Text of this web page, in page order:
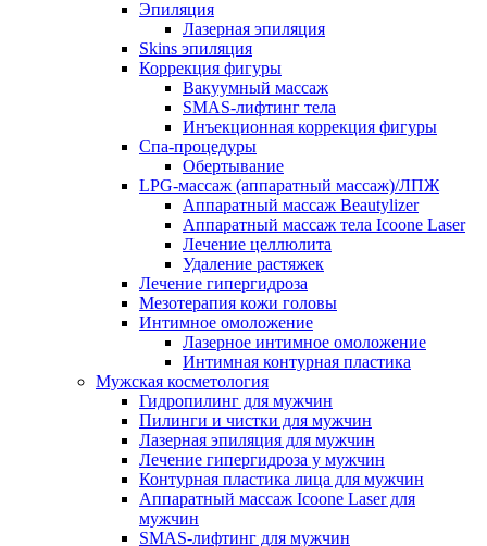
Эпиляция
Лазерная эпиляция
Skins эпиляция
Коррекция фигуры
Вакуумный массаж
SMAS-лифтинг тела
Инъекционная коррекция фигуры
Спа-процедуры
Обертывание
LPG-массаж (аппаратный массаж)/ЛПЖ
Аппаратный массаж Beautylizer
Аппаратный массаж тела Icoone Laser
Лечение целлюлита
Удаление растяжек
Лечение гипергидроза
Мезотерапия кожи головы
Интимное омоложение
Лазерное интимное омоложение
Интимная контурная пластика
Мужская косметология
Гидропилинг для мужчин
Пилинги и чистки для мужчин
Лазерная эпиляция для мужчин
Лечение гипергидроза у мужчин
Контурная пластика лица для мужчин
Аппаратный массаж Icoone Laser для
мужчин
SMAS-лифтинг для мужчин